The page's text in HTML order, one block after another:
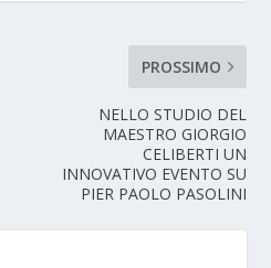
PROSSIMO
NELLO STUDIO DEL
MAESTRO GIORGIO
CELIBERTI UN
INNOVATIVO EVENTO SU
PIER PAOLO PASOLINI